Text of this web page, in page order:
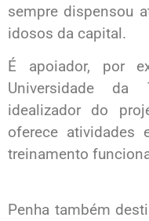
sempre dispensou
idosos da capital.
É apoiador, por
Universidade da
idealizador do
oferece atividades
treinamento
Penha também